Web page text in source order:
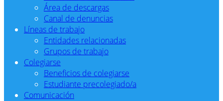
Área de descargas
Canal de denuncias
Líneas de trabajo
Entidades relacionadas
Grupos de trabajo
Colegiarse
Beneficios de colegiarse
Estudiante precolegiado/a
Comunicación